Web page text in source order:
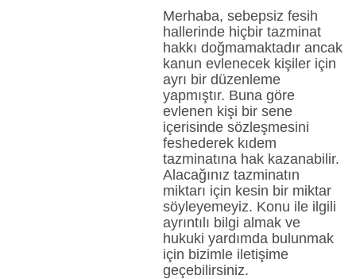
Merhaba, sebepsiz fesih
hallerinde hiçbir tazminat
hakkı doğmamaktadır ancak
kanun evlenecek kişiler için
ayrı bir düzenleme
yapmıştır. Buna göre
evlenen kişi bir sene
içerisinde sözleşmesini
feshederek kıdem
tazminatına hak kazanabilir.
Alacağınız tazminatın
miktarı için kesin bir miktar
söyleyemeyiz. Konu ile ilgili
ayrıntılı bilgi almak ve
hukuki yardımda bulunmak
için bizimle iletişime
geçebilirsiniz.